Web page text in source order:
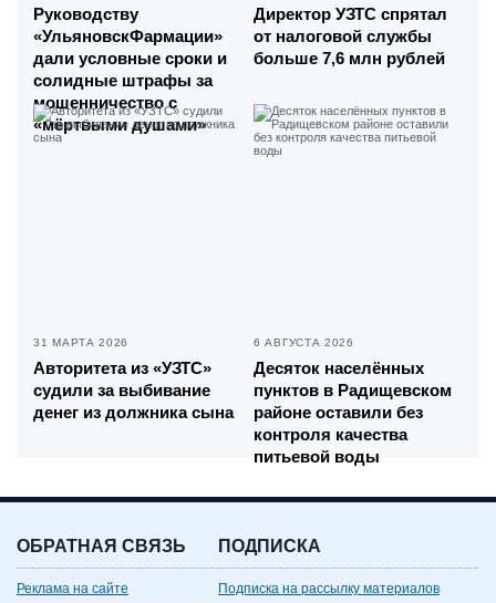
Руководству
«УльяновскФармации»
дали условные сроки и
солидные штрафы за
мошенничество с
«мёртвыми душами»
Директор УЗТС спрятал
от налоговой службы
больше 7,6 млн рублей
31 МАРТА 2026
Авторитета из «УЗТС»
судили за выбивание
денег из должника сына
6 АВГУСТА 2026
Десяток населённых
пунктов в Радищевском
районе оставили без
контроля качества
питьевой воды
ОБРАТНАЯ СВЯЗЬ
Реклама на сайте
ПОДПИСКА
Подписка на рассылку материалов